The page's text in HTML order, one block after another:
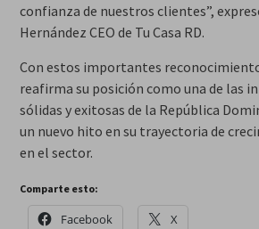
confianza de nuestros clientes”,
Hernández CEO de Tu Casa RD.
Con estos importantes
reafirma su posición como una de las
sólidas y exitosas de la República
un nuevo hito en su trayectoria de
en el sector.
Comparte esto:
Facebook X